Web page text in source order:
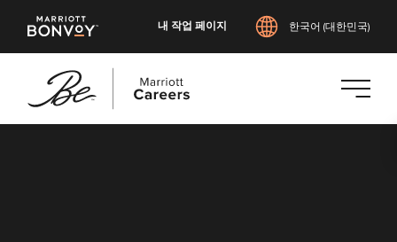
내 작업 페이지 한국어 (대한민국)